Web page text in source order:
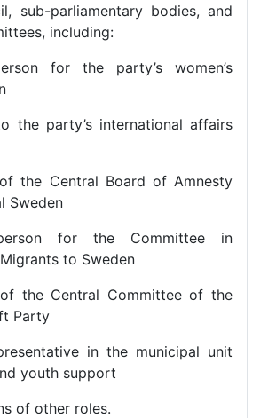
sub-parliamentary bodies, and
including:
for the party’s women’s
the party’s international affairs
the Central Board of Amnesty
Sweden
for the Committee in
to Sweden
the Central Committee of the
Party
in the municipal unit
youth support
of other roles.